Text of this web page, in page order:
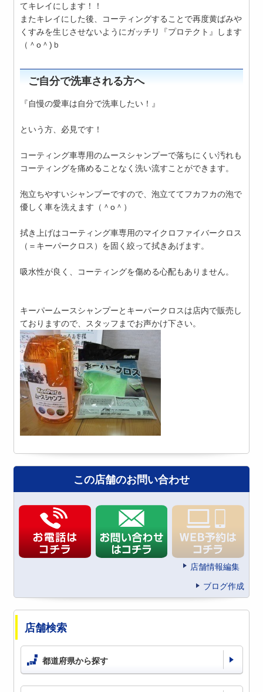
てキレイにします！！
またキレイにした後、コーティングすることで再度黄ばみや
くすみを生じさせないようにガッチリ『プロテクト』します
（＾o＾)ｂ
ご自分で洗車される方へ
『自慢の愛車は自分で洗車したい！』
という方、必見です！
コーティング車専用のムースシャンプーで落ちにくい汚れも
コーティングを痛めることなく洗い流すことができます。
泡立ちやすいシャンプーですので、泡立ててフカフカの泡で
優しく車を洗えます（＾o＾）
拭き上げはコーティング車専用のマイクロファイバークロス
（＝キーパークロス）を固く絞って拭きあげます。
吸水性が良く、コーティングを傷める心配もありません。
キーパームースシャンプーとキーパークロスは店内で販売し
ておりますので、スタッフまでお声かけ下さい。
この店舗のお問い合わせ
店舗情報編集
ブログ作成
店舗検索
都道府県から探す